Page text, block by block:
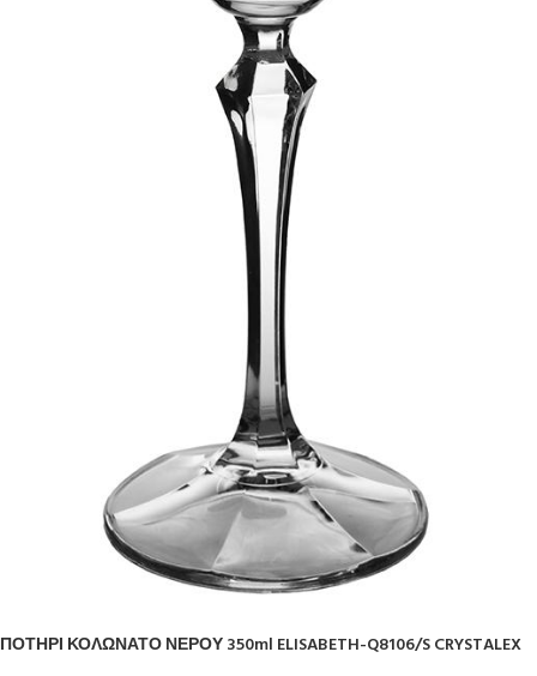
ΠΟΤΗΡΙ ΚΟΛΩΝΑΤΟ ΝΕΡΟΥ 350ml ELISABETH-Q8106/S CRYSTALEX